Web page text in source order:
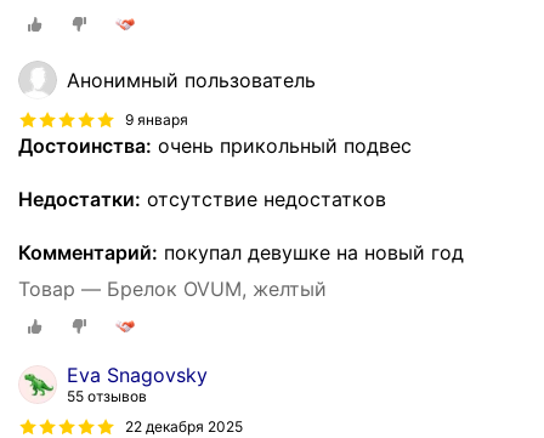
Анонимный пользователь
9 января
Достоинства: очень прикольный подвес
Недостатки: отсутствие недостатков
Комментарий: покупал девушке на новый год
Товар — Брелок OVUM, желтый
Eva Snagovsky
55 отзывов
22 декабря 2025